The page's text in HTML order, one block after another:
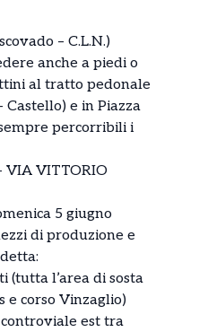
– C.L.N.)
anche a piedi o
al tratto pedonale
Castello) e in Piazza
percorribili i
VIA VITTORIO
5 giugno
di produzione e
(tutta l’area di sosta
e corso Vinzaglio)
est tra